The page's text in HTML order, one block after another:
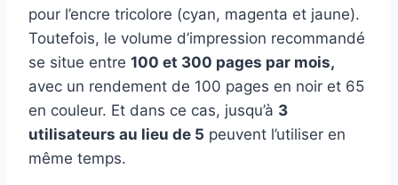
pour l’encre tricolore (cyan, magenta et jaune).
Toutefois, le volume d’impression recommandé
se situe entre 100 et 300 pages par mois,
avec un rendement de 100 pages en noir et 65
en couleur. Et dans ce cas, jusqu’à 3
utilisateurs au lieu de 5 peuvent l’utiliser en
même temps.